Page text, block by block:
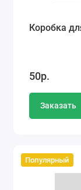
Коробка
50р.
Заказать
Популярный